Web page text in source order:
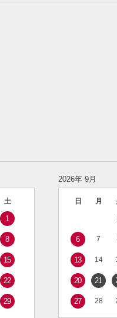
土
1
8
15
22
29
2026年 9月
日 月
6 7
13 14
20 21
27 28